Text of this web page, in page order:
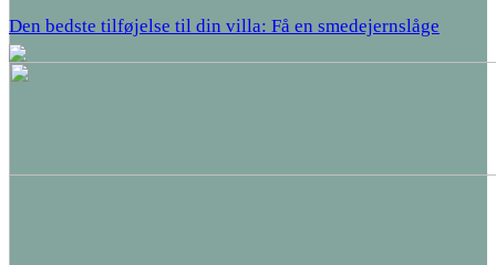
Den bedste tilføjelse til din villa: Få en smedejernslåge